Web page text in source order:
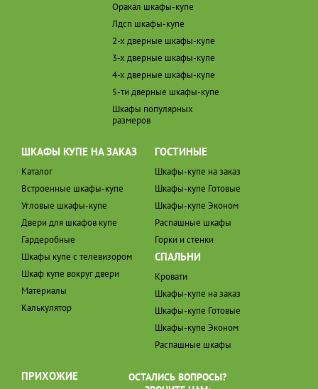
Оракал шкафы-купе
Лдсп шкафы-купе
2-х дверные шкафы-купе
3-х дверные шкафы-купе
4-х дверные шкафы-купе
5-ти дверные шкафы-купе
Шкафы популярных
размеров
ШКАФЫ КУПЕ НА ЗАКАЗ
Каталог
Встроенные шкафы-купе
Угловые шкафы-купе
Двери для шкафов купе
Гардеробные
Шкафы купе с телевизором
Шкаф купе вокруг двери
Материалы
Калькулятор
ГОСТИНЫЕ
Шкафы-купе на заказ
Шкафы-купе Готовые
Шкафы-купе Эконом
Распашные шкафы
Горки и стенки
СПАЛЬНИ
Кровати
Шкафы-купе на заказ
Шкафы-купе Готовые
Шкафы-купе Эконом
Распашные шкафы
ПРИХОЖИЕ
ОСТАЛИСЬ ВОПРОСЫ?